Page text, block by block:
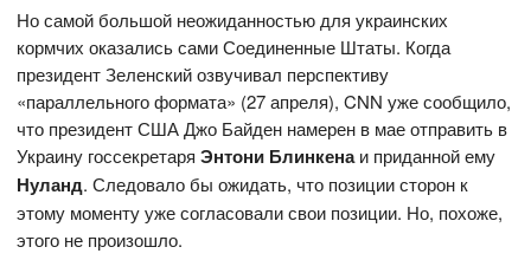
Но самой большой неожиданностью для украинских
кормчих оказались сами Соединенные Штаты. Когда
президент Зеленский озвучивал перспективу
«параллельного формата» (27 апреля), CNN уже сообщило,
что президент США Джо Байден намерен в мае отправить в
Украину госсекретаряЭнтони Блинкенаи приданной ему
Нуланд. Следовало бы ожидать, что позиции сторон к
этому моменту уже согласовали свои позиции. Но, похоже,
этого не произошло.